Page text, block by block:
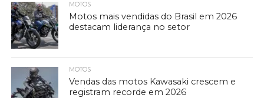
MOTOS
Motos mais vendidas do Brasil em 2026
destacam liderança no setor
MOTOS
Vendas das motos Kawasaki crescem e
registram recorde em 2026